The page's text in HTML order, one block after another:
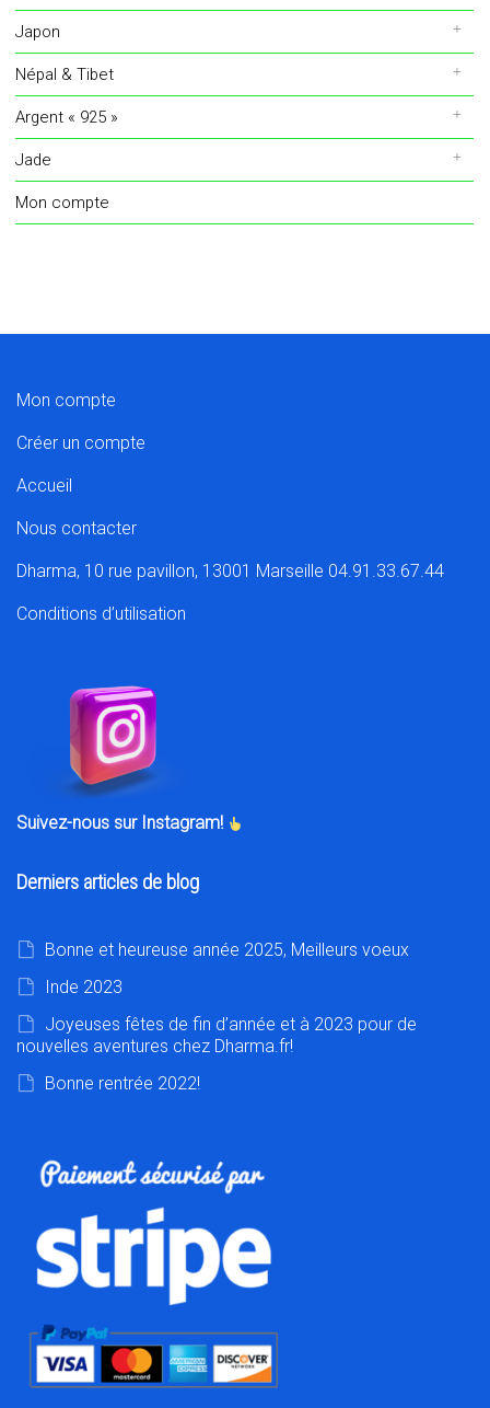
Japon
Népal & Tibet
Argent « 925 »
Jade
Mon compte
Mon compte
Créer un compte
Accueil
Nous contacter
Dharma, 10 rue pavillon, 13001 Marseille 04.91.33.67.44
Conditions d’utilisation
Suivez-nous sur Instagram!
Derniers articles de blog
Bonne et heureuse année 2025, Meilleurs voeux
Inde 2023
Joyeuses fêtes de fin d’année et à 2023 pour de
nouvelles aventures chez Dharma.fr!
Bonne rentrée 2022!